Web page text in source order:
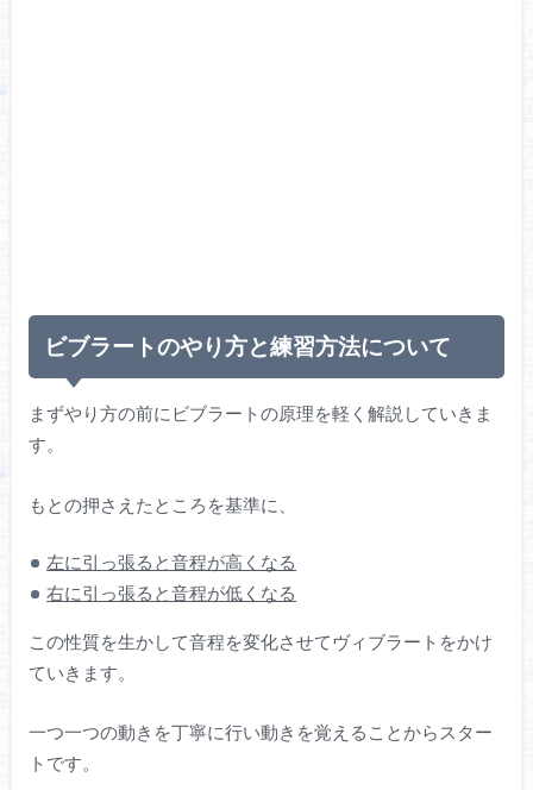
ビブラートのやり方と練習方法について
まずやり方の前にビブラートの原理を軽く解説していきま
す。
もとの押さえたところを基準に、
左に引っ張ると音程が高くなる
右に引っ張ると音程が低くなる
この性質を生かして音程を変化させてヴィブラートをかけ
ていきます。
一つ一つの動きを丁寧に行い動きを覚えることからスター
トです。